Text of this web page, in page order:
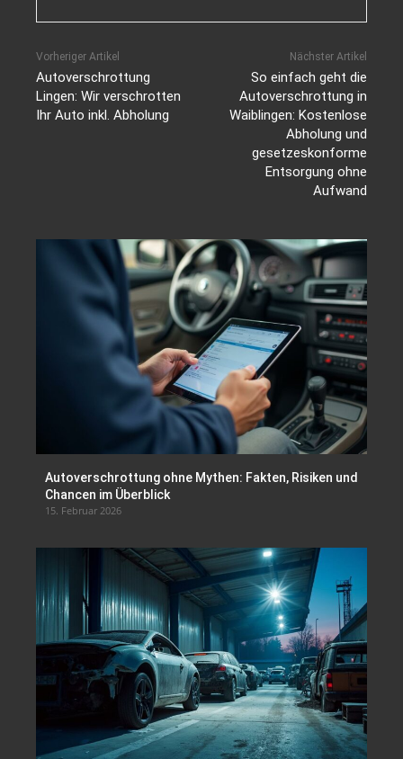
Vorheriger Artikel
Autoverschrottung
Lingen: Wir verschrotten
Ihr Auto inkl. Abholung
Nächster Artikel
So einfach geht die
Autoverschrottung in
Waiblingen: Kostenlose
Abholung und
gesetzeskonforme
Entsorgung ohne
Aufwand
Autoverschrottung ohne Mythen: Fakten, Risiken und
Chancen im Überblick
15. Februar 2026